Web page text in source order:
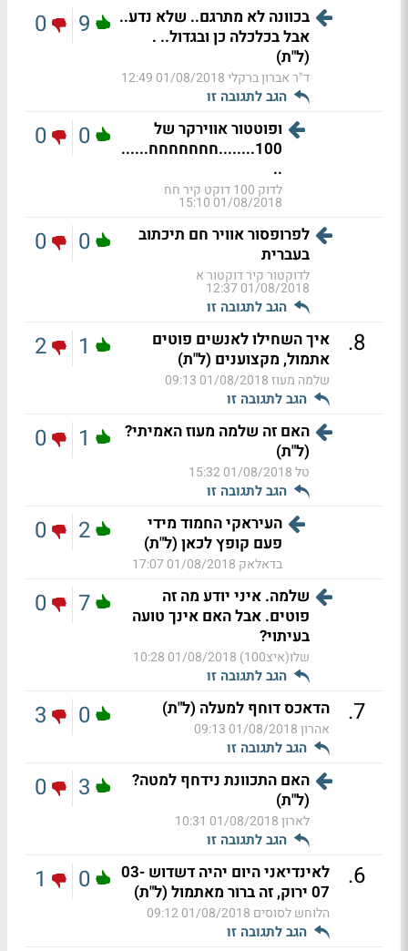
בכוונה לא מתרגם.. שלא נדע..
אבל בכלכלה כן ובגדול.. .
(ל"ת)
ד"ר אברון ברקלי01/08/2018 12:49
הגב לתגובה זו
9
0
ופוטטור אווירקר של
100........חחחחחחח......
..
לדוק 100 דוקט קיר חח
01/08/2018 15:10
0
0
לפרופסור אוויר חם תיכתוב
בעברית
לדוקטור קיר דוקטור א
01/08/2018 12:37
הגב לתגובה זו
0
0
8
.
איך השחילו לאנשים פוטים
אתמול, מקצוענים (ל"ת)
שלמה מעוז01/08/2018 09:13
הגב לתגובה זו
1
2
האם זה שלמה מעוז האמיתי?
(ל"ת)
טל01/08/2018 15:32
הגב לתגובה זו
1
0
העיראקי החמוד מידי
פעם קופץ לכאן (ל"ת)
בדאלאק 01/08/2018 17:07
2
0
שלמה. איני יודע מה זה
פוטים. אבל האם אינך טועה
בעיתוי?
שלו(איצ100) 01/08/2018 10:28
הגב לתגובה זו
7
0
7
. הדאכס דוחף למעלה (ל"ת)
אהרון01/08/2018 09:13
הגב לתגובה זו
0
3
האם התכוונת נידחף למטה?
(ל"ת)
לארון01/08/2018 10:31
הגב לתגובה זו
3
0
6
.
לאינדיאני היום יהיה דשדוש 03-
07 ירוק, זה ברור מאתמול (ל"ת)
הלוחש לסוסים 01/08/2018 09:12
הגב לתגובה זו
0
1